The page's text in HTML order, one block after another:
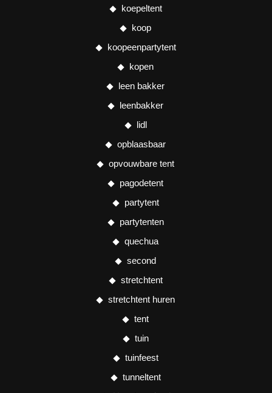
koepeltent
koop
koopeenpartytent
kopen
leen bakker
leenbakker
lidl
opblaasbaar
opvouwbare tent
pagodetent
partytent
partytenten
quechua
second
stretchtent
stretchtent huren
tent
tuin
tuinfeest
tunneltent